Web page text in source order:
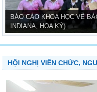
BÁO CÁO KHOA HỌC VỀ
INDIANA, HOA KỲ)
HỘI NGHỊ VIÊN CHỨC,